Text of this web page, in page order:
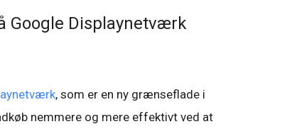
Google Displaynetværk
, som er en ny grænseflade i
nemmere og mere effektivt ved at